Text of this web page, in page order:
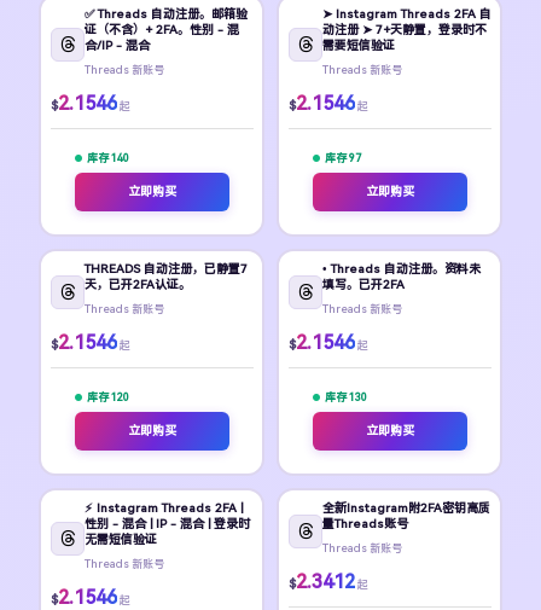
✅ Threads 自动注册。邮箱验
证（不含）+ 2FA。性别 - 混
合/IP - 混合
Threads 新账号
$2.1546 起
库存 140
立即购买
➤ Instagram Threads 2FA 自
动注册 ➤ 7+天静置，登录时不
需要短信验证
Threads 新账号
$2.1546 起
库存 97
立即购买
THREADS 自动注册，已静置7
天，已开2FA认证。
Threads 新账号
$2.1546 起
库存 120
立即购买
• Threads 自动注册。资料未
填写。已开2FA
Threads 新账号
$2.1546 起
库存 130
立即购买
⚡️ Instagram Threads 2FA |
性别 - 混合 | IP - 混合 | 登录时
无需短信验证
Threads 新账号
$2.1546 起
全新Instagram附2FA密钥高质
量Threads账号
Threads 新账号
$2.3412 起